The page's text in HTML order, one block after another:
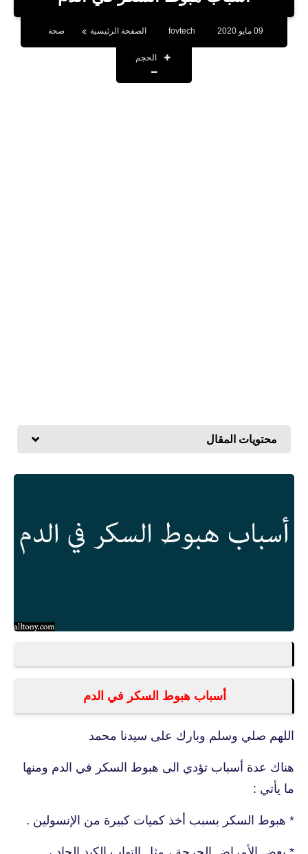
اخبار
العاب
fovtech الصفحة الرئيسية صحة
الحجم
محتويات المقال
أسباب هبوط السكر في الدم
اللهم صلي وسلم وبارك على سيدنا محمد
هناك عدة أسباب تؤدي الى هبوط السكر في الدم ومنها
ما يأتي :
* هبوط السكر بسبب أخذ كميات كبيرة من الإنسولين .